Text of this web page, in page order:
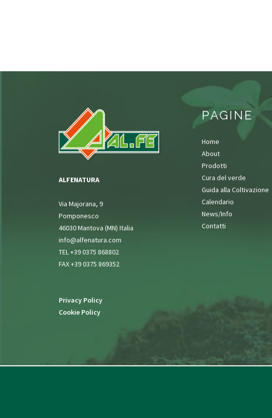
ALFENATURA
Via Majorana, 9
Pomponesco
46030 Mantova (MN) Italia
info@alfenatura.com
TEL +39 0375 868802
FAX +39 0375 869352
Privacy Policy
Cookie Policy
PAGINE
Home
About
Prodotti
Cura del verde
Guida alla Coltivazione
Calendario
News/Info
Contatti